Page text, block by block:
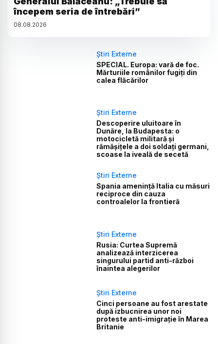
începem seria de întrebări”
08.08.2026
Știri Externe
SPECIAL. Europa: vară de foc.
Mărturiile românilor fugiți din
calea flăcărilor
Știri Externe
Descoperire uluitoare în
Dunăre, la Budapesta: o
motocicletă militară și
rămășițele a doi soldați germani,
scoase la iveală de secetă
Știri Externe
Spania amenință Italia cu măsuri
reciproce din cauza
controalelor la frontieră
Știri Externe
Rusia: Curtea Supremă
analizează interzicerea
singurului partid anti-război
înaintea alegerilor
Știri Externe
Cinci persoane au fost arestate
după izbucnirea unor noi
proteste anti-imigrație în Marea
Britanie